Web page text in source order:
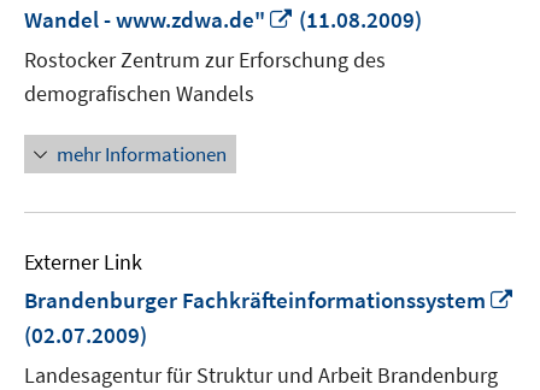
Wandel - www.zdwa.de"
In
neuem
Fenster
(11.08.2009)
Rostocker Zentrum zur Erforschung des
demografischen Wandels
mehr Informationen
Externer Link
Brandenburger Fachkräfteinformationssystem
(02.07.2009)
Landesagentur für Struktur und Arbeit Brandenburg